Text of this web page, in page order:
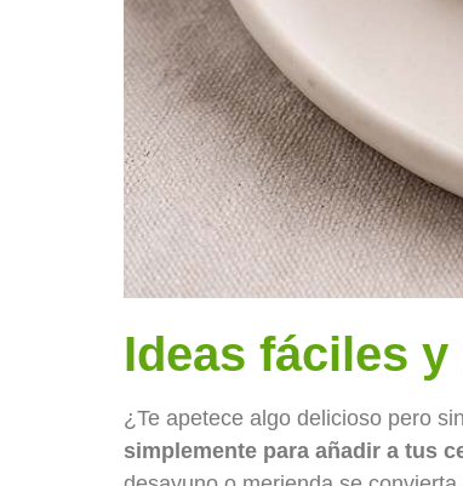
Ideas fáciles
¿Te apetece algo delicioso pero
simplemente para añadir a tus